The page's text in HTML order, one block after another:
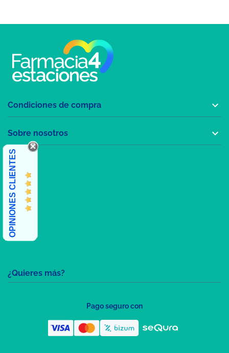
¿Quieres más?
Condiciones de compra 
Sobre nosotros 
OPINIONES CLIENTES
Pago seguro con